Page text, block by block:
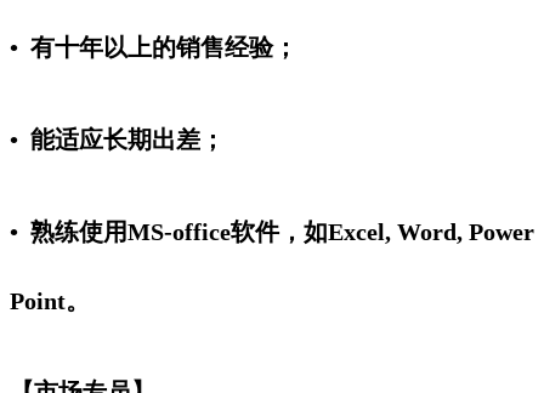
• 有十年以上的销售经验；
• 能适应长期出差；
• 熟练使用MS-office软件，如Excel, Word, Power
Point。